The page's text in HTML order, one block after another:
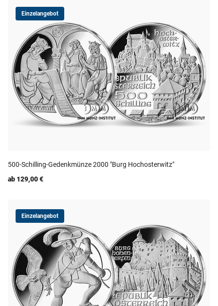
Einzelangebot
500-Schilling-Gedenkmünze 2000 "Burg Hochosterwitz"
ab 129,00 €
Einzelangebot